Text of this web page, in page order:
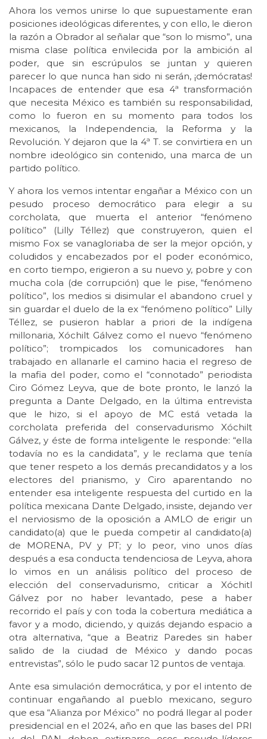
Ahora los vemos unirse lo que supuestamente eran
posiciones ideológicas diferentes, y con ello, le dieron
la razón a Obrador al señalar que “son lo mismo”, una
misma clase política envilecida por la ambición al
poder, que sin escrúpulos se juntan y quieren
parecer lo que nunca han sido ni serán, ¡demócratas!
Incapaces de entender que esa 4ª transformación
que necesita México es también su responsabilidad,
como lo fueron en su momento para todos los
mexicanos, la Independencia, la Reforma y la
Revolución. Y dejaron que la 4ª T. se convirtiera en un
nombre ideológico sin contenido, una marca de un
partido político.
Y ahora los vemos intentar engañar a México con un
pesudo proceso democrático para elegir a su
corcholata, que muerta el anterior “fenómeno
político” (Lilly Téllez) que construyeron, quien el
mismo Fox se vanagloriaba de ser la mejor opción, y
coludidos y encabezados por el poder económico,
en corto tiempo, erigieron a su nuevo y, pobre y con
mucha cola (de corrupción) que le pise, “fenómeno
político”, los medios si disimular el abandono cruel y
sin guardar el duelo de la ex “fenómeno político” Lilly
Téllez, se pusieron hablar a priori de la indígena
millonaria, Xóchilt Gálvez como el nuevo “fenómeno
político”; trompicados los comunicadores han
trabajado en allanarle el camino hacia el regreso de
la mafia del poder, como el “connotado” periodista
Ciro Gómez Leyva, que de bote pronto, le lanzó la
pregunta a Dante Delgado, en la última entrevista
que le hizo, si el apoyo de MC está vetada la
corcholata preferida del conservadurismo Xóchilt
Gálvez, y éste de forma inteligente le responde: “ella
todavía no es la candidata”, y le reclama que tenía
que tener respeto a los demás precandidatos y a los
electores del prianismo, y Ciro aparentando no
entender esa inteligente respuesta del curtido en la
política mexicana Dante Delgado, insiste, dejando ver
el nerviosismo de la oposición a AMLO de erigir un
candidato(a) que le pueda competir al candidato(a)
de MORENA, PV y PT; y lo peor, vino unos días
después a esa conducta tendenciosa de Leyva, ahora
lo vimos en un análisis político del proceso de
elección del conservadurismo, criticar a Xóchitl
Gálvez por no haber levantado, pese a haber
recorrido el país y con toda la cobertura mediática a
favor y a modo, diciendo, y quizás dejando espacio a
otra alternativa, “que a Beatriz Paredes sin haber
salido de la ciudad de México y dando pocas
entrevistas”, sólo le pudo sacar 12 puntos de ventaja.
Ante esa simulación democrática, y por el intento de
continuar engañando al pueblo mexicano, seguro
que esa “Alianza por México” no podrá llegar al poder
presidencial en el 2024, año en que las bases del PRI